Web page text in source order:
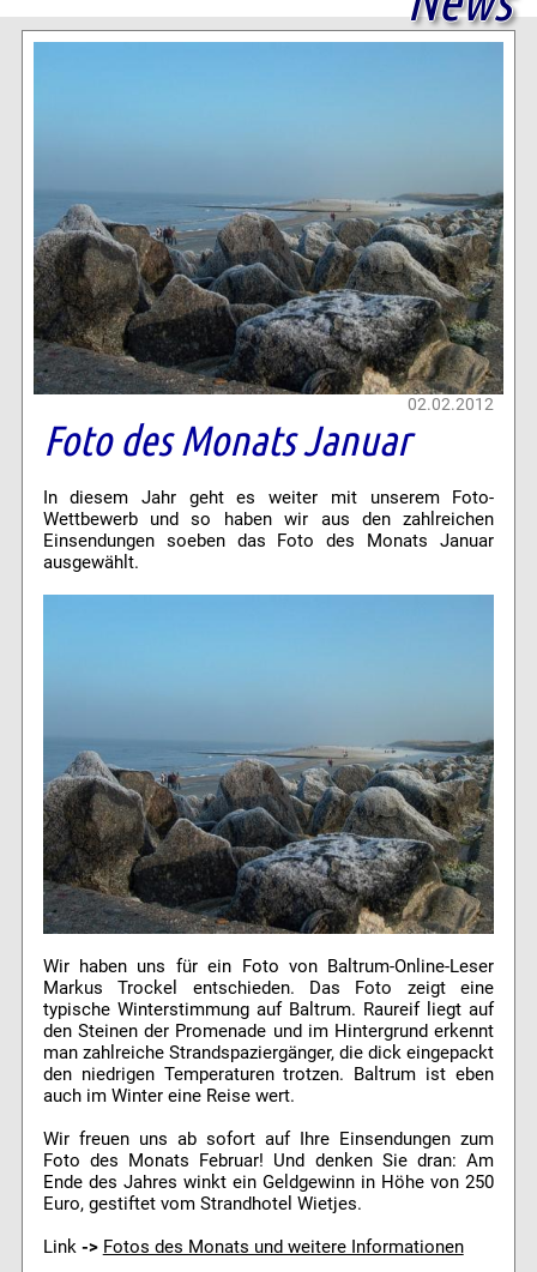
02.02.2012
Foto des Monats Januar
In diesem Jahr geht es weiter mit unserem Foto-
Wettbewerb und so haben wir aus den zahlreichen
Einsendungen soeben das Foto des Monats Januar
ausgewählt.
Wir haben uns für ein Foto von Baltrum-Online-Leser
Markus Trockel entschieden. Das Foto zeigt eine
typische Winterstimmung auf Baltrum. Raureif liegt auf
den Steinen der Promenade und im Hintergrund erkennt
man zahlreiche Strandspaziergänger, die dick eingepackt
den niedrigen Temperaturen trotzen. Baltrum ist eben
auch im Winter eine Reise wert.
Wir freuen uns ab sofort auf Ihre Einsendungen zum
Foto des Monats Februar! Und denken Sie dran: Am
Ende des Jahres winkt ein Geldgewinn in Höhe von 250
Euro, gestiftet vom Strandhotel Wietjes.
Link -> Fotos des Monats und weitere Informationen